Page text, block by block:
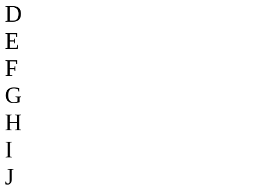
D
E
F
G
H
I
J